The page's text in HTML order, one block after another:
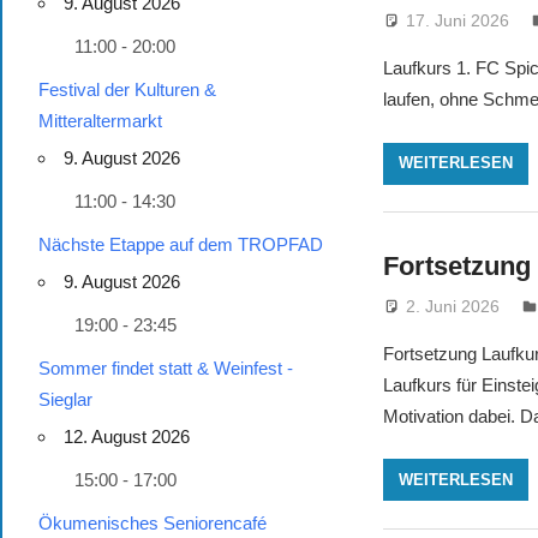
17. Juni 2026
Laufkurs 1. FC
laufen, ohne
WEITERLESEN
2. Juni 2026
Laufkurs für
Motivation dabei.
WEITERLESEN
11:00 - 20:00
Festival der Kulturen &
Mitteraltermarkt
9. August 2026
11:00 - 14:30
Nächste Etappe auf dem TROPFAD
9. August 2026
19:00 - 23:45
Sommer findet statt & Weinfest -
Sieglar
12. August 2026
15:00 - 17:00
Ökumenisches Seniorencafé